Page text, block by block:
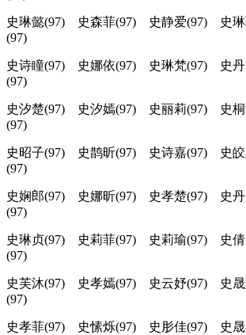
史琳懿(97) 史森菲(97) 史静爱(97) 史
(97)
史诗瞳(97) 史娜依(97) 史琳梵(97) 史
(97)
史汐楚(97) 史汐嫣(97) 史丽莉(97) 史
(97)
史昭子(97) 史鹊昕(97) 史诗嘉(97) 史
(97)
史娴郎(97) 史娜昕(97) 史孝楚(97) 史
(97)
史琳贞(97) 史莉菲(97) 史莉瑜(97) 史
(97)
史芙沐(97) 史孝嫣(97) 史云妤(97) 史
(97)
史孝菲(97) 史愫烁(97) 史肜佳(97) 史